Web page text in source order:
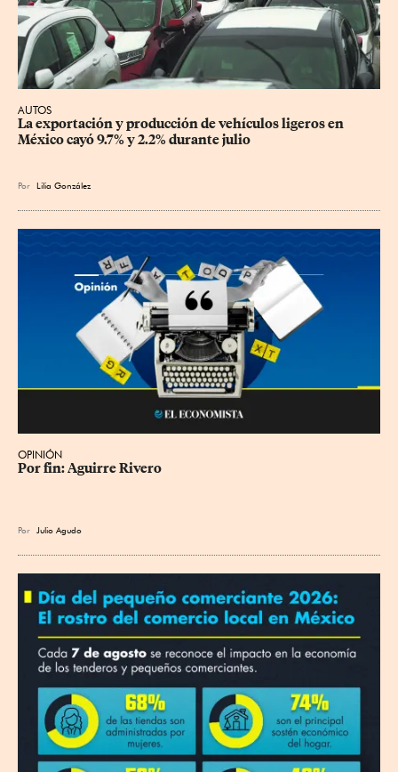
AUTOS
La exportación y producción de vehículos ligeros en
México cayó 9.7% y 2.2% durante julio
Por Lilia González
OPINIÓN
Por fin: Aguirre Rivero
Por Julio Agudo